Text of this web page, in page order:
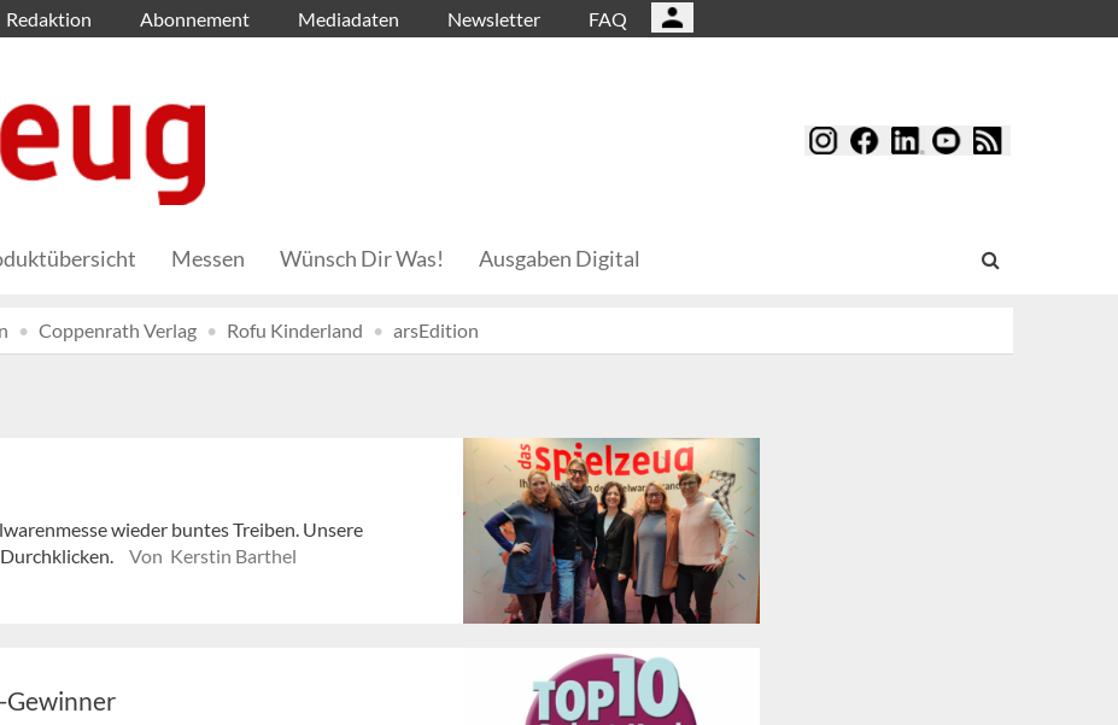
Redaktion Abonnement Mediadaten Newsletter FAQ
Messen Wünsch Dir Was! Ausgaben Digital
Coppenrath Verlag Rofu Kinderland arsEdition
wieder buntes Treiben. Unsere
Von Kerstin Barthel
Gewinner